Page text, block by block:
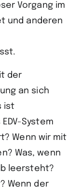
Vorgang im
und anderen
der
an sich
ist
System
Wenn wir mit
Was, wenn
leersteht?
Wenn der